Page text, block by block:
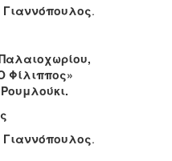
.
Φίλιππος»
Ρουμλούκι.
.